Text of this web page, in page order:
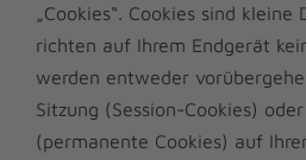
„Cookies“. Cookies sind
richten auf Ihrem Endgerät
werden entweder
Sitzung (Session-Cookies)
(permanente Cookies) auf